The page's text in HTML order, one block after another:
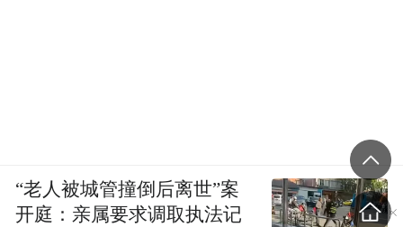
“老人被城管撞倒后离世”案
开庭：亲属要求调取执法记